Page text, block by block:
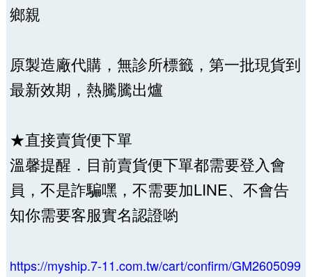
鄉親
原製造廠代購，無診所標籤，第一批現貨到
最新效期，熱騰騰出爐
★直接賣貨便下單
溫馨提醒．目前賣貨便下單都需要登入會
員，不是詐騙嘿，不需要加LINE、不會告
知你需要客服實名認證喲
https://myship.7-11.com.tw/cart/confirm/GM2605099